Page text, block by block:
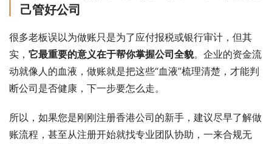
己管好公司
很多老板误以为做账只是为了应付报税或银行审计，但其
实， 它最重要的意义在于帮你掌握公司全貌。企业的资金流
动就像人的血液，做账就是把这些“血液”梳理清楚，才能判
断公司是否健康，下一步要怎么走。
所以，如果您是刚刚注册香港公司的新手，建议尽早了解做
账流程，甚至从注册开始就找专业团队协助，一来合规无